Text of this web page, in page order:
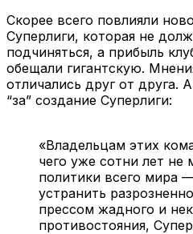
Скорее всего повлияли
Суперлиги, которая не
подчиняться, а прибыль
обещали гигантскую.
отличались друг от друга.
“за” создание Суперлиги:
«Владельцам этих
чего уже сотни лет не
политики всего мира
устранить
прессом жадного и
противостояния,